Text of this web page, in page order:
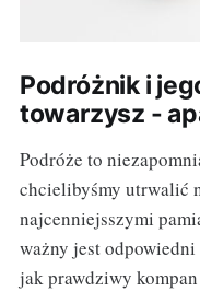
Podróżnik i
towarzysz -
Podróże to
chcielibyśmy utrwalić
najcenniejsszymi
ważny jest
jak prawdziwy